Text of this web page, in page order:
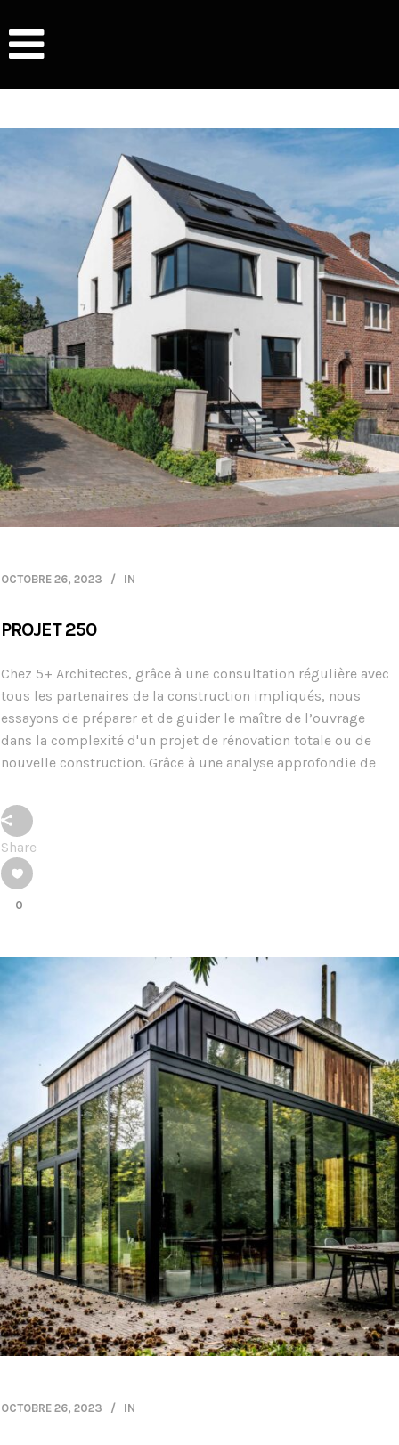
OCTOBRE 26, 2023 IN
PROJET 250
Chez 5+ Architectes, grâce à une consultation régulière avec
tous les partenaires de la construction impliqués, nous
essayons de préparer et de guider le maître de l’ouvrage
dans la complexité d'un projet de rénovation totale ou de
nouvelle construction. Grâce à une analyse approfondie de
Share
0
OCTOBRE 26, 2023 IN